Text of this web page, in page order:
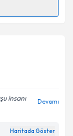
insanı
Devamı
Haritada Göster